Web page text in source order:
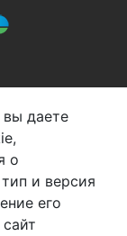
даете
о
и версия
его